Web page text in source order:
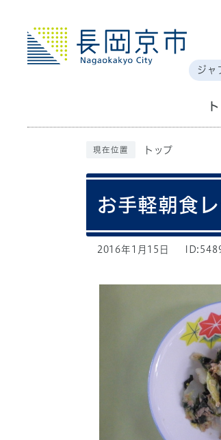
ジャ
現在位置 トップ
お手軽朝食
2016年1月15日